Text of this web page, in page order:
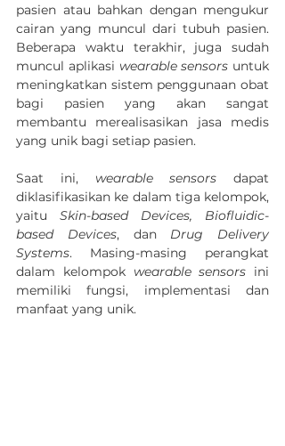
pasien atau bahkan dengan mengukur
cairan yang muncul dari tubuh pasien.
Beberapa waktu terakhir, juga sudah
muncul aplikasi wearable sensors untuk
meningkatkan sistem penggunaan obat
bagi pasien yang akan sangat
membantu merealisasikan jasa medis
yang unik bagi setiap pasien.
Saat ini, wearable sensors dapat
diklasifikasikan ke dalam tiga kelompok,
yaitu Skin-based Devices, Biofluidic-
based Devices, dan Drug Delivery
Systems. Masing-masing perangkat
dalam kelompok wearable sensors ini
memiliki fungsi, implementasi dan
manfaat yang unik.